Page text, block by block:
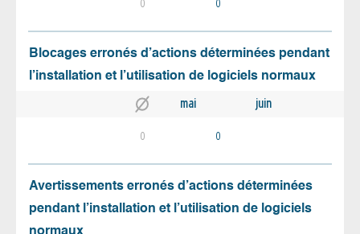
0 0
Blocages erronés d’actions déterminées pendant
l’installation et l’utilisation de logiciels normaux
mai juin
0 0
Avertissements erronés d’actions déterminées
pendant l’installation et l’utilisation de logiciels